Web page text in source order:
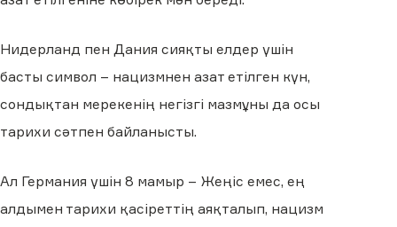
Нидерланд пен Дания сияқты елдер үшін
басты символ – нацизмнен азат етілген күн,
сондықтан мерекенің негізгі мазмұны да осы
тарихи сәтпен байланысты.
Ал Германия үшін 8 мамыр – Жеңіс емес, ең
алдымен тарихи қасіреттің аяқталып, нацизм